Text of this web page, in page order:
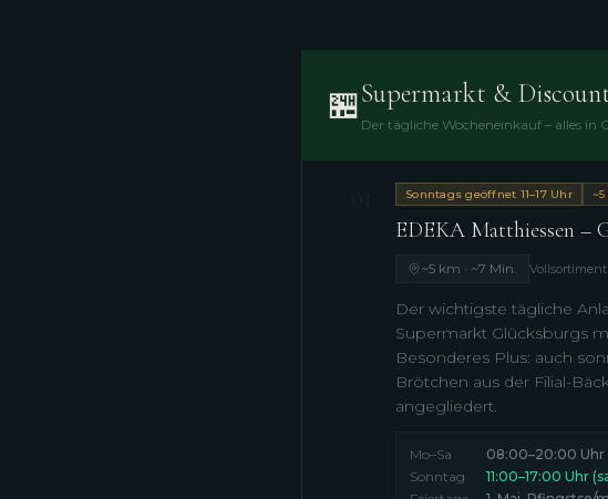
🏪Supermarkt &
Der tägliche Wocheneinkauf – alles in
Sonntags geöffnet 11–17 Uhr
EDEKA Matthiessen –
~5 km · ~7 Min. Vollsortiment
Der wichtigste tägliche
Supermarkt Glücksburgs
Besonderes Plus: auch
Brötchen aus der Filial-
angegliedert.
Mo–Sa
08:00–20:00 Uhr
Sonntag
11:00–17:00 Uhr